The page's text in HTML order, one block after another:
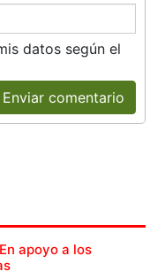
datos según el
Enviar comentario
apoyo a los